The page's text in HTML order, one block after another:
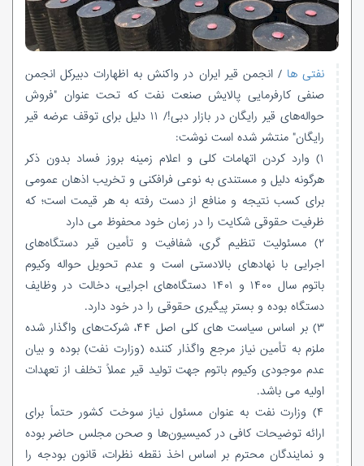
نفتی ها/ انجمن قیر ایران در واکنش به اظهارات دبیرکل انجمن
صنفی کارفرمایی پالایش صنعت نفت که تحت عنوان "فروش
حواله‌های قیر رایگان در بازار دبی!/ ۱۱ دلیل برای توقف عرضه قیر
رایگان" منتشر شده است نوشت:
۱) وارد کردن اتهامات کلی و اعلام زمینه بروز فساد بدون ذکر
هرگونه دلیل و مستندی به نوعی فرافکنی و تخریب اذهان عمومی
برای کسب نتیجه و منافع از دست رفته به هر قیمت است؛ که
ظرفیت حقوقی شکایت را در زمان خود محفوظ می دارد
۲) مسئولیت تنظیم گری، شفافیت و تأمین قیر دستگاه‌های
اجرایی با نهادهای بالادستی است و عدم تحویل حواله وکیوم
باتوم سال ۱۴۰۰ و ۱۴۰۱ دستگاه‌های اجرایی، دخالت در وظایف
دستگاه بوده و بستر پیگیری حقوقی را در خود دارد.
۳) بر اساس سیاست های کلی اصل ۴۴، شرکت‌های واگذار شده
ملزم به تأمین نیاز مرجع واگذار کننده (وزارت نفت) بوده و بیان
عدم موجودی وکیوم باتوم جهت تولید قیر عملاً تخلف از تعهدات
اولیه می باشد.
۴) وزارت نفت به عنوان مسئول نیاز سوخت کشور حتماً برای
ارائه توضیحات کافی در کمیسیون‌ها و صحن مجلس حاضر بوده
و نمایندگان محترم بر اساس اخذ نقطه ‌نظرات، قانون بودجه را